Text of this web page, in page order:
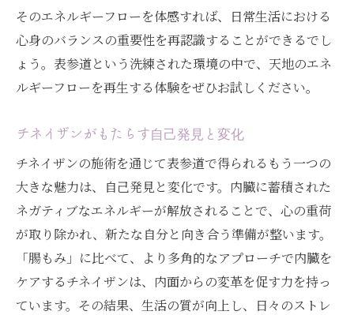
そのエネルギーフローを体感すれば、日常生活における
心身のバランスの重要性を再認識することができるでし
ょう。表参道という洗練された環境の中で、天地のエネ
ルギーフローを再生する体験をぜひお試しください。
チネイザンがもたらす自己発見と変化
チネイザンの施術を通じて表参道で得られるもう一つの
大きな魅力は、自己発見と変化です。内臓に蓄積された
ネガティブなエネルギーが解放されることで、心の重荷
が取り除かれ、新たな自分と向き合う準備が整います。
「腸もみ」に比べて、より多角的なアプローチで内臓を
ケアするチネイザンは、内面からの変革を促す力を持っ
ています。その結果、生活の質が向上し、日々のストレ